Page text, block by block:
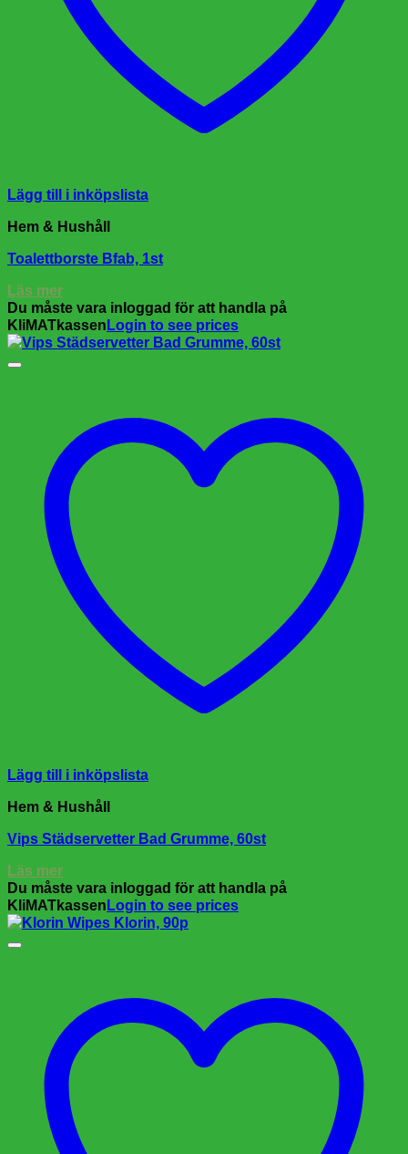
Lägg till i inköpslista
Hem & Hushåll
Toalettborste Bfab, 1st
Läs mer
Du måste vara inloggad för att handla på
KliMATkassen Login to see prices
Lägg till i inköpslista
Hem & Hushåll
Vips Städservetter Bad Grumme, 60st
Läs mer
Du måste vara inloggad för att handla på
KliMATkassen Login to see prices